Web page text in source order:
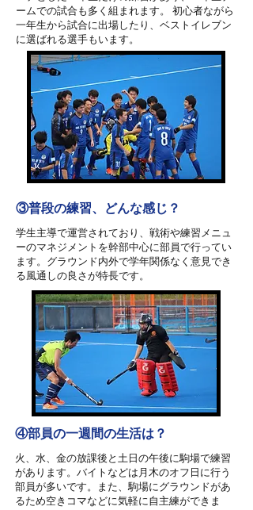
ームでの試合も多く組まれます。 初心者ながら
一年生から試合に出場したり、ベストイレブン
に選ばれる選手もいます。
​③普段の練習、どんな感じ？
学生主導で運営されており、戦術や練習メニュ
ーのマネジメントを幹部中心に部員で行ってい
ます。グラウンド内外で学年関係なく意見でき
る風通しの良さが特長です。
④部員の一週間の生活は？
火、水、金の放課後と土日の午後に駒場で練習
があります。バイトなどは月木のオフ日に行う
部員が多いです。また、駒場にグラウンドがあ
るため空きコマなどに気軽に自主練ができま